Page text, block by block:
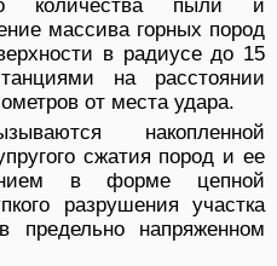
количества пыли и
массива горных пород
в радиусе до 15
на расстоянии
от места удара.
накопленной
сжатия пород и ее
в форме цепной
разрушения участка
предельно напряженном